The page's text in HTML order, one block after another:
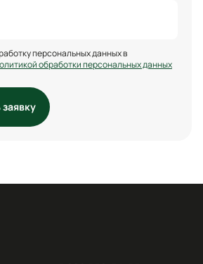
персональных данных в
обработки персональных данных